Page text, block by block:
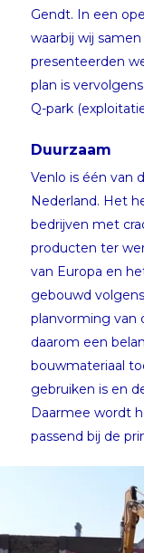
Gendt. In een
waarbij wij
presenteerden
plan is
Q-park
Duurzaam
Venlo is één van
Nederland. Het
bedrijven met
producten ter
van Europa en
gebouwd
planvorming van
daarom een
bouwmateriaal
gebruiken is en
Daarmee wordt
passend bij de